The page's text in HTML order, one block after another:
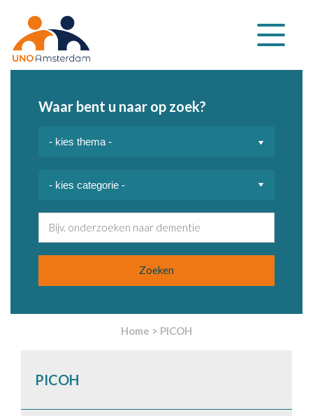
Klap
navigatie
Waar bent u naar op zoek?
Home > PICOH
PICOH